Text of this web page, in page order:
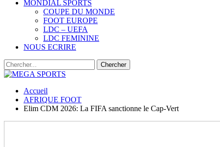
MONDIAL SPORTS
COUPE DU MONDE
FOOT EUROPE
LDC – UEFA
LDC FEMININE
NOUS ECRIRE
Accueil
AFRIQUE FOOT
Elim CDM 2026: La FIFA sanctionne le Cap-Vert